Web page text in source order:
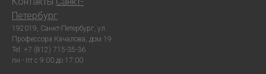
Петербург
192019, Санкт-Петербург, ул.
Профессора Качалова, дом 19.
Tel: +7 (812) 715-35-36
пн - пт с 9:00 до 17:00